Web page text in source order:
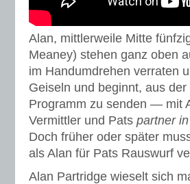
Alan, mittlerweile Mitte
Meaney) stehen ganz oben
im Handumdrehen verraten
Geiseln und beginnt, aus
Programm zu senden — mit
Vermittler und Pats partner
Doch früher oder später
als Alan für Pats Rauswurf
Alan Partridge wieselt sich